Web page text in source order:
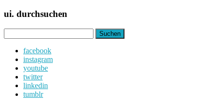
ui. durchsuchen
nach:
facebook
instagram
youtube
twitter
linkedin
tumblr